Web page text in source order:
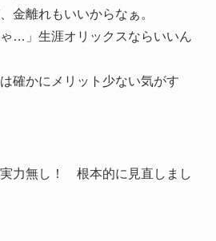
金離れもいいからなぁ。
ゃ…」生涯オリックスならいいん
確かにメリット少ない気がす
力無し！ 根本的に見直しまし